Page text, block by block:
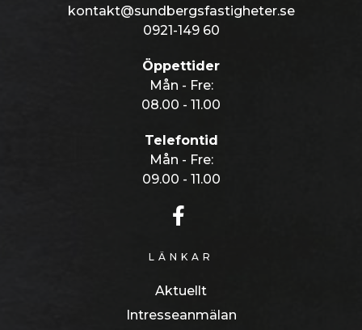
LÄNKAR
Aktuellt
Intresseanmälan
kontakt@sundbergsfastigheter.se
0921-149 60
Öppettider
Mån - Fre:
08.00 - 11.00
Telefontid
Mån - Fre:
09.00 - 11.00